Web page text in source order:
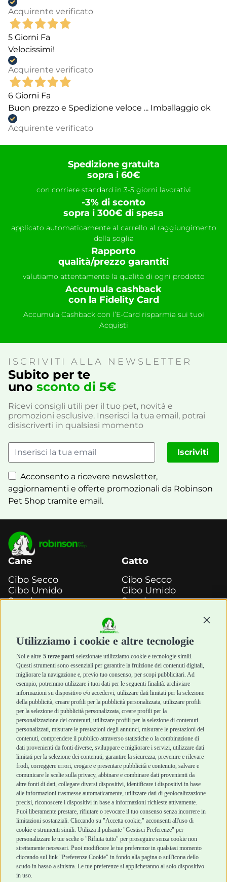
Utilizziamo i cookie e altre tecnologie
Noi e altre 5 terze parti selezionate utilizziamo cookie e tecnologie simili.
Questi strumenti sono essenziali per garantire la fruizione dei contenuti digitali,
migliorare la navigazione e, previo tuo consenso, per scopi pubblicitari. Ad
esempio, potremmo utilizzare i tuoi dati per le seguenti finalità: archiviare
informazioni su dispositivo e/o accedervi, utilizzare dati limitati per la selezione
della pubblicità, creare profili per la pubblicità personalizzata, utilizzare profili
per la selezione di pubblicità personalizzata, creare profili per la
personalizzazione dei contenuti, utilizzare profili per la selezione di contenuti
personalizzati, misurare le prestazioni degli annunci, misurare le prestazioni dei
contenuti, comprendere il pubblico attraverso statistiche o la combinazione di
dati provenienti da fonti diverse, sviluppare e migliorare i servizi, utilizzare dati
limitati per la selezione dei contenuti, garantire la sicurezza, prevenire e rilevare
frodi, correggere errori, erogare e presentare pubblicità e contenuto, salvare e
comunicare le scelte sulla privacy, abbinare e combinare dati provenienti da
altre fonti di dati, collegare diversi dispositivi, identificare i dispositivi in base
alle informazioni trasmesse automaticamente, utilizzare dati di geolocalizzazione
precisi, riconoscere i dispositivi in base a informazioni richieste attivamente.
Puoi liberamente prestare, rifiutare o revocare il tuo consenso senza incorrere in
limitazioni sostanziali. Cliccando su "Accetta cookie," acconsenti all'uso di
cookie e strumenti simili. Utilizza il pulsante "Gestisci Preferenze" per
personalizzare le tue scelte o "Rifiuta tutto" per proseguire senza cookie non
strettamente necessari. Puoi modificare le tue preferenze in qualsiasi momento
cliccando sul link "Preferenze Cookie" in fondo alla pagina o sull'icona dello
scudo in basso a sinistra. Le tue preferenze si applicheranno al solo dispositivo
in uso.
Acquirente verificato
5 Giorni Fa
Velocissimi!
Acquirente verificato
6 Giorni Fa
Buon prezzo e Spedizione veloce ... Imballaggio ok
Acquirente verificato
Spedizione gratuita
sopra i 60€
con corriere standard in 3-5 giorni lavorativi
-3% di sconto
sopra i 300€ di spesa
applicato automaticamente al carrello al raggiungimento
della soglia
Rapporto
qualità/prezzo garantiti
valutiamo attentamente la qualità di ogni prodotto
Accumula cashback
con la Fidelity Card
Accumula Cashback con l’E-Card risparmia sui tuoi
Acquisti
ISCRIVITI ALLA NEWSLETTER
Subito per te
uno sconto di 5€
Ricevi consigli utili per il tuo pet, novità e
promozioni esclusive. Inserisci la tua email, potrai
disiscriverti in qualsiasi momento
Acconsento a ricevere newsletter,
aggiornamenti e offerte promozionali da Robinson
Pet Shop tramite email.
Iscriviti
Cane
Cibo Secco
Cibo Umido
Snack e
Igiene e Pulizia
Accessori
Cani Mini
Top Quality
Gatto
Cibo Secco
Cibo Umido
Snack e
Igiene e Pulizia
Accessori
Top Quality
Robinson Pet Shop
Chi siamo
Punti vendita
Marchi
Blog
Assistenza Robinson
Pet Shop
Offerte
Promozioni
Recensioni Feedaty
Acquisti sicuri
Termini e condizioni
di vendita
Cashback
Metodi di
pagamento
Recesso e Reso
Spedizioni
Robinson Pet Shop S.r.l.
Via V. Giovanni Schiaparelli, 21 – 47122 Forlì (FC)
P.iva 04095130409 | REA: FO 329541
info@robinsonpetshop.it | Tel. 0543 096850